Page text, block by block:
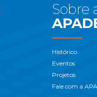
Sobre
Histórico
Eventos
Projetos
Fale com a